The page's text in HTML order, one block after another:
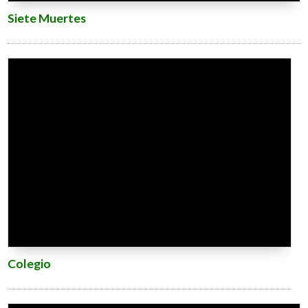
Siete Muertes
Colegio